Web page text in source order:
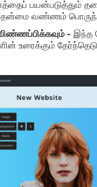
பயன்படுத்தும்
வண்ணம்
- இந்த
உரைக்கும்